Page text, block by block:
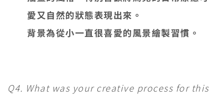
愛又自然的狀態表現出來。
背景為從小一直很喜愛的風景繪製習慣。
Q4. What was your creative process for this